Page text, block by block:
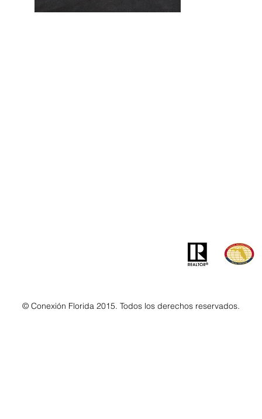
© Conexión Florida 2015. Todos los derechos reservados.